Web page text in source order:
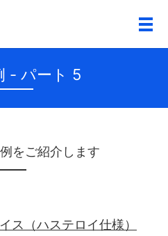
- パート 5
をご紹介します
ス（ハステロイ仕様）